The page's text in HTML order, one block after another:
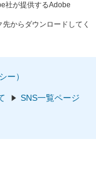
社が提供するAdobe
からダウンロードしてく
ー）
SNS一覧ページ